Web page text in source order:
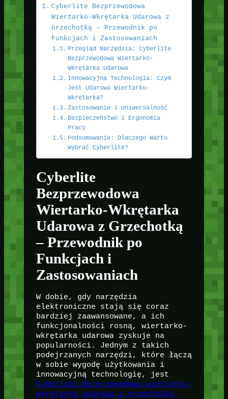
Cyberlite Bezprzewodowa
Wiertarko-Wkrętarka Udarowa z
Grzechotką – Przewodnik po
Funkcjach i Zastosowaniach
Przegląd Narzędzia: Cyberlite
Bezprzewodowa Wiertarko-
Wkrętarka Udarowa
Innowacyjna Technologia: Czym
Jest Udarowa Wiertarko-
Wkrętarka?
Zastosowanie i Uniwersalność
Bezpieczeństwo i Ergonomia
Pracy
Podsumowanie: Dlaczego Warto
Wybrać Cyberlite?
Cyberlite
Bezprzewodowa
Wiertarko-Wkrętarka
Udarowa z Grzechotką
– Przewodnik po
Funkcjach i
Zastosowaniach
W dobie, gdy narzędzia
elektroniczne stają się coraz
bardziej zaawansowane, a ich
funkcjonalności rosną, wiertarko-
wkrętarka udarowa zyskuje na
popularności. Jednym z takich
podejrzanych narzędzi, które łączą
w sobie wygodę użytkowania i
innowacyjną technologię, jest
Cyberlite Bezprzewodowa wiertarko-
wkrętarka udarowa z grzechotką,